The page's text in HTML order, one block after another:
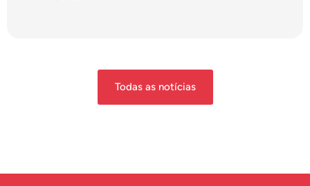
Todas as notícias